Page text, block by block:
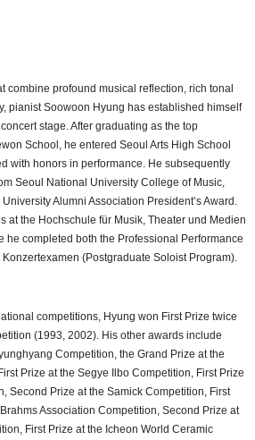
combine profound musical reflection, rich tonal
pianist Soowoon Hyung has established himself
stage. After graduating as the top
School, he entered Seoul Arts High School
with honors in performance. He subsequently
Seoul National University College of Music,
Alumni Association President’s Award.
at the Hochschule für Musik, Theater und Medien
he completed both the Professional Performance
(Postgraduate Soloist Program).
competitions, Hyung won First Prize twice
(1993, 2002). His other awards include
Competition, the Grand Prize at the
Prize at the Segye Ilbo Competition, First Prize
Second Prize at the Samick Competition, First
Association Competition, Second Prize at
First Prize at the Icheon World Ceramic